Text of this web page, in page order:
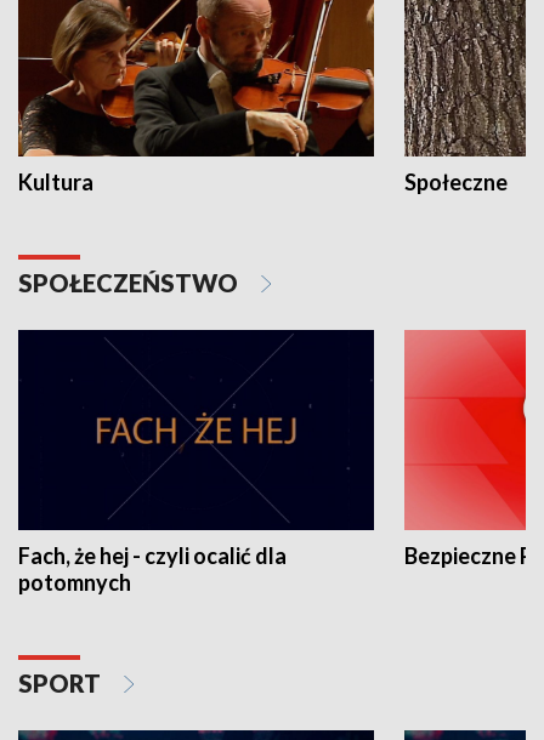
Kultura Społeczne
SPOŁECZEŃSTWO
Fach, że hej - czyli ocalić dla
potomnych
Bezpieczne
SPORT